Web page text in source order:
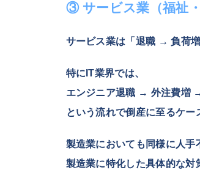
③ サービス業（福祉
サービス業は「退職 → 負荷
特にIT業界では、
エンジニア退職 → 外注費増
という流れで倒産に至るケー
製造業においても同様に人手
製造業に特化した具体的な対